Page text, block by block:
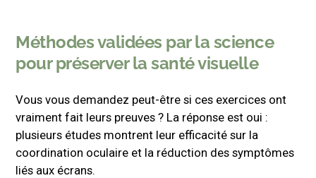
Méthodes validées par la science
pour préserver la santé visuelle
Vous vous demandez peut-être si ces exercices ont
vraiment fait leurs preuves ? La réponse est oui :
plusieurs études montrent leur efficacité sur la
coordination oculaire et la réduction des symptômes
liés aux écrans.